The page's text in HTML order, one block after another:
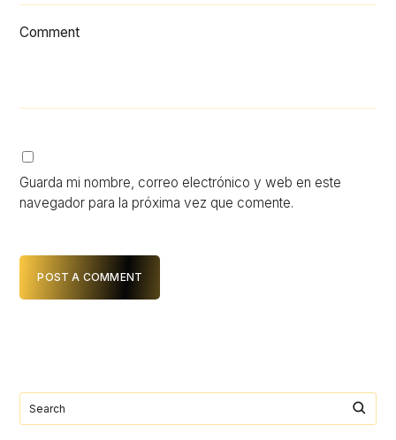
Comment
Guarda mi nombre, correo electrónico y web en este
navegador para la próxima vez que comente.
POST A COMMENT